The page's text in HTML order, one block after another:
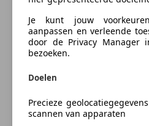
soepel kunt stoppen, zelfs
Vernieuwd
Een nieuw digi-analoog
perfecte mix van traditie en
tijdloze esthetiek van de
Kenteken
Je kunt jouw
aanpassen en verleende
door de Privacy Manager
bezoeken.
Doelen
Precieze
scannen van apparaten